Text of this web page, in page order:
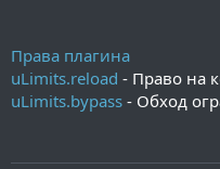
Права плагина
uLimits.reload - Право на
uLimits.bypass - Обход